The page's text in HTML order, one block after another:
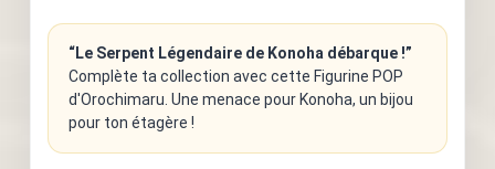
“Le Serpent Légendaire de Konoha débarque !”
Complète ta collection avec cette Figurine POP
d'Orochimaru. Une menace pour Konoha, un bijou
pour ton étagère !